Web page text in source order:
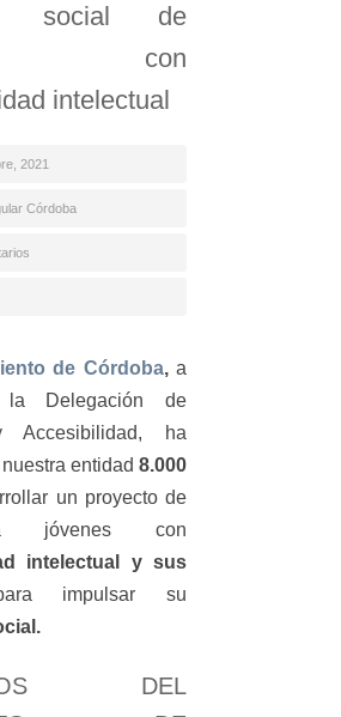
social de
con
intelectual
2021
Córdoba
de Córdoba, a
Delegación de
Accesibilidad, ha
entidad 8.000
un proyecto de
jóvenes con
intelectual y sus
impulsar su
DEL